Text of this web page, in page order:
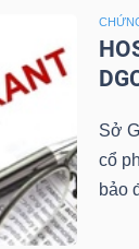
Sở
cổ
bảo